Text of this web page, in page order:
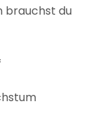
brauchst du